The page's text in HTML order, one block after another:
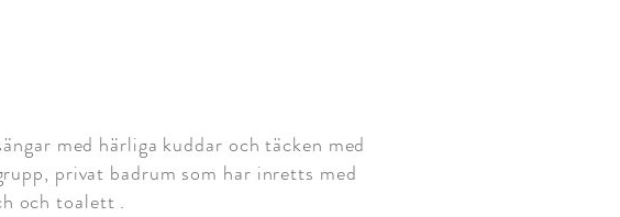
med härliga kuddar och täcken med
privat badrum som har inretts med
och toalett .